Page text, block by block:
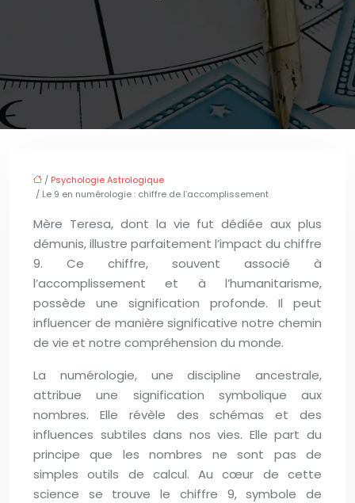
/ Psychologie Astrologique
/ Le 9 en numérologie : chiffre de l’accomplissement
Mère Teresa, dont la vie fut dédiée aux plus
démunis, illustre parfaitement l’impact du chiffre
9. Ce chiffre, souvent associé à
l’accomplissement et à l’humanitarisme,
possède une signification profonde. Il peut
influencer de manière significative notre chemin
de vie et notre compréhension du monde.
La numérologie, une discipline ancestrale,
attribue une signification symbolique aux
nombres. Elle révèle des schémas et des
influences subtiles dans nos vies. Elle part du
principe que les nombres ne sont pas de
simples outils de calcul. Au cœur de cette
science se trouve le chiffre 9, symbole de